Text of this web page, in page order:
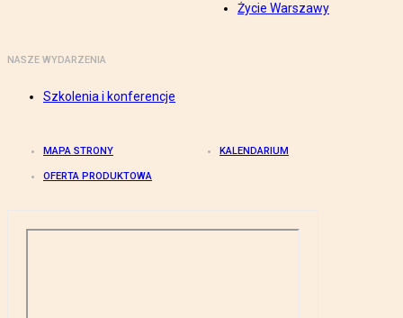
Życie Warszawy
NASZE WYDARZENIA
Szkolenia i konferencje
MAPA STRONY KALENDARIUM
OFERTA PRODUKTOWA